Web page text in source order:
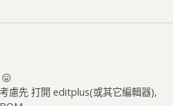
慮先 打開 editplus(或其它編輯器),